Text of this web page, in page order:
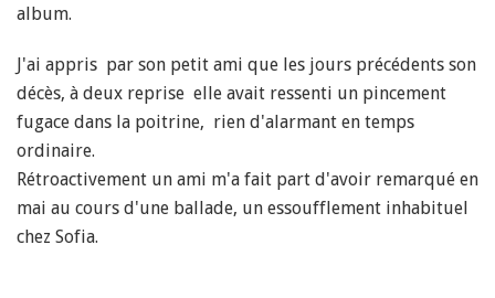
album.
J'ai appris par son petit ami que les jours précédents son
décès, à deux reprise elle avait ressenti un pincement
fugace dans la poitrine, rien d'alarmant en temps
ordinaire.
Rétroactivement un ami m'a fait part d'avoir remarqué en
mai au cours d'une ballade, un essoufflement inhabituel
chez Sofia.